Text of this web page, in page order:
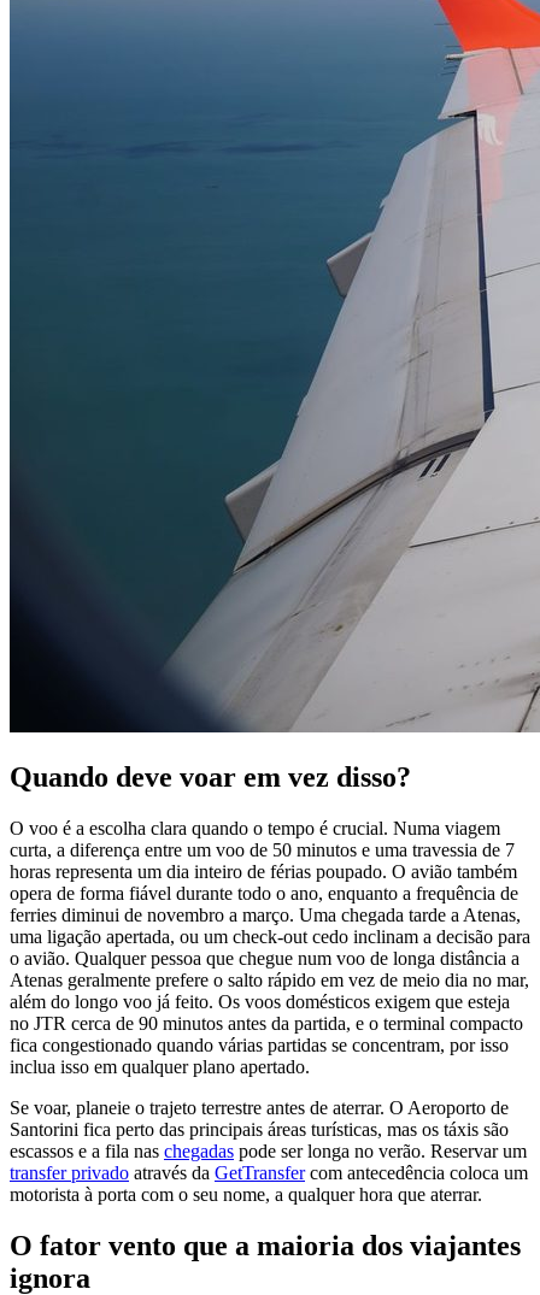
Quando deve voar em vez disso?
O voo é a escolha clara quando o tempo é crucial. Numa viagem
curta, a diferença entre um voo de 50 minutos e uma travessia de 7
horas representa um dia inteiro de férias poupado. O avião também
opera de forma fiável durante todo o ano, enquanto a frequência de
ferries diminui de novembro a março. Uma chegada tarde a Atenas,
uma ligação apertada, ou um check-out cedo inclinam a decisão para
o avião. Qualquer pessoa que chegue num voo de longa distância a
Atenas geralmente prefere o salto rápido em vez de meio dia no mar,
além do longo voo já feito. Os voos domésticos exigem que esteja
no JTR cerca de 90 minutos antes da partida, e o terminal compacto
fica congestionado quando várias partidas se concentram, por isso
inclua isso em qualquer plano apertado.
Se voar, planeie o trajeto terrestre antes de aterrar. O Aeroporto de
Santorini fica perto das principais áreas turísticas, mas os táxis são
escassos e a fila nas chegadas pode ser longa no verão. Reservar um
transfer privado através da GetTransfercom antecedência coloca um
motorista à porta com o seu nome, a qualquer hora que aterrar.
O fator vento que a maioria dos viajantes
ignora